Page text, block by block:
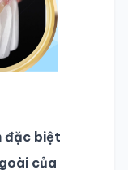
đặc biệt
của